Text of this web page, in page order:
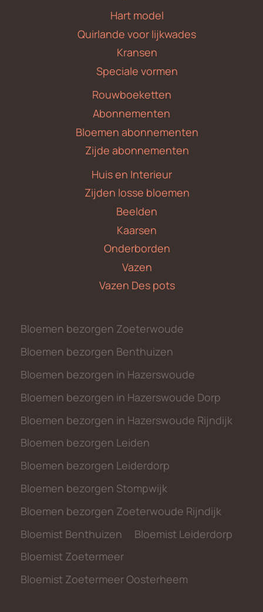
Hart model
Quirlande voor lijkwades
Kransen
Speciale vormen
Rouwboeketten
Abonnementen
Bloemen abonnementen
Zijde abonnementen
Huis en Interieur
Zijden losse bloemen
Beelden
Kaarsen
Onderborden
Vazen
Vazen Des pots
Bloemen bezorgen Zoeterwoude
Bloemen bezorgen Benthuizen
Bloemen bezorgen in Hazerswoude
Bloemen bezorgen in Hazerswoude Dorp
Bloemen bezorgen in Hazerswoude Rijndijk
Bloemen bezorgen Leiden
Bloemen bezorgen Leiderdorp
Bloemen bezorgen Stompwijk
Bloemen bezorgen Zoeterwoude Rijndijk
Bloemist Benthuizen
Bloemist Leiderdorp
Bloemist Zoetermeer
Bloemist Zoetermeer Oosterheem